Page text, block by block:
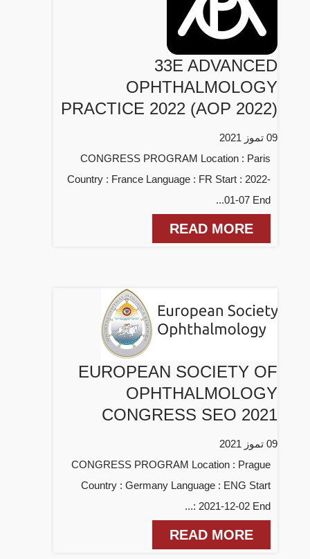
33E ADVANCED
OPHTHALMOLOGY
PRACTICE 2022 (AOP 2022)
09 تموز 2021
CONGRESS PROGRAM Location : Paris
Country : France Language : FR Start : 2022-
01-07 End...
READ MORE
EUROPEAN SOCIETY OF
OPHTHALMOLOGY
CONGRESS SEO 2021
09 تموز 2021
CONGRESS PROGRAM Location : Prague
Country : Germany Language : ENG Start
: 2021-12-02 End...
READ MORE